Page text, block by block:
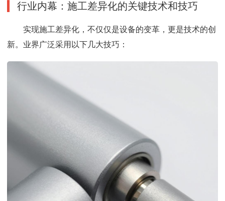
行业内幕：施工差异化的关键技术和技巧
实现施工差异化，不仅仅是设备的变革，更是技术的创
新。业界广泛采用以下几大技巧：